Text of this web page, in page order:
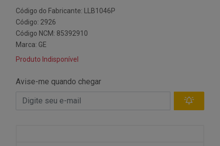
Código do Fabricante: LLB1046P
Código: 2926
Código NCM: 85392910
Marca: GE
Produto Indisponível
Avise-me quando chegar